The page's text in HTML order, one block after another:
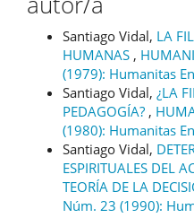
Santiago Vidal, LA
HUMANAS ,
(1979): Humanitas
Santiago Vidal, ¿LA
PEDAGOGÍA? ,
(1980): Humanitas
Santiago Vidal,
ESPIRITUALES DEL
TEORÍA DE LA
Núm. 23 (1990):